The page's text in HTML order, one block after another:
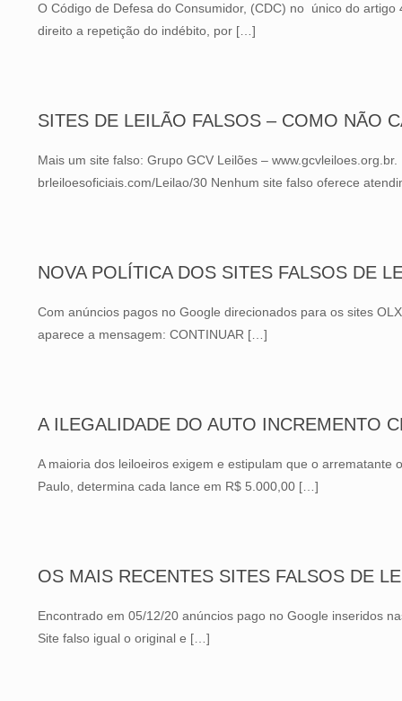
O Código de Defesa do Consumidor, (CDC) no único do
direito a repetição do indébito, por […]
SITES DE LEILÃO FALSOS – COMO NÃO
Mais um site falso: Grupo GCV Leilões –
brleiloesoficiais.com/Leilao/30 Nenhum site falso oferece
NOVA POLÍTICA DOS SITES FALSOS DE
Com anúncios pagos no Google direcionados para os sites
aparece a mensagem: CONTINUAR […]
A ILEGALIDADE DO AUTO INCREMENTO
A maioria dos leiloeiros exigem e estipulam que o
Paulo, determina cada lance em R$ 5.000,00 […]
OS MAIS RECENTES SITES FALSOS DE
Encontrado em 05/12/20 anúncios pago no Google inseridos
Site falso igual o original e […]